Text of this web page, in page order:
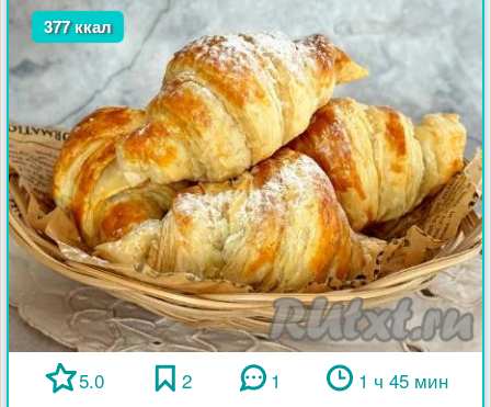
377 ккал
5.0 2 1 1 ч 45 мин